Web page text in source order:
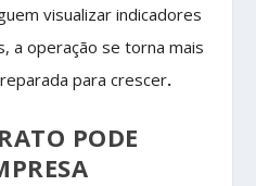
visualizar indicadores
a operação se torna mais
para crescer.
PODE